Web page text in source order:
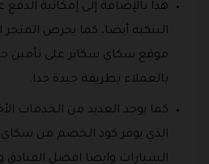
هذا بالإضافة إلى إمكانية
البنكية أيضا، كما يحرص
موقع سكاي سكانر على تأمين
بالعملاء بطريقة جيدة جدا.
كما يوجد العديد من الخدمات
الذي يوفر كود الخصم من
السيارات وايضا افضل